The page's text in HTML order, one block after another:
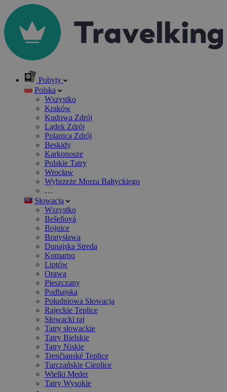
Pobyty
Polska
Wszystko
Kraków
Kudowa Zdrój
Lądek Zdrój
Polanica Zdrój
Beskidy
Karkonosze
Polskie Tatry
Wrocław
Wybrzeże Morza Bałtyckiego
…
Słowacja
Wszystko
Bešeňová
Bojnice
Bratysława
Dunajska Streda
Komarno
Liptów
Orawa
Pieszczany
Podhajska
Południowa Słowacja
Rajeckie Teplice
Słowacki raj
Tatry słowackie
Tatry Bielskie
Tatry Niskie
Trenčianské Teplice
Turczańskie Cieplice
Wielki Meder
Tatry Wysokie